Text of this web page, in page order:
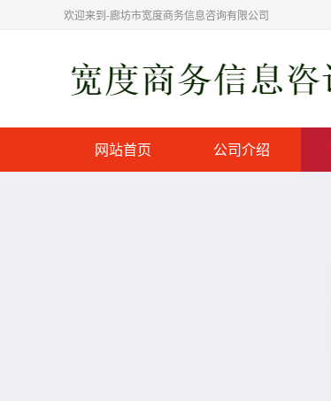
欢迎来到-廊坊市宽度商务信息咨询有限公司
网站首页 公司介绍